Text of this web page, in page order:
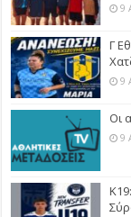
9
Γ
9
Οι
9